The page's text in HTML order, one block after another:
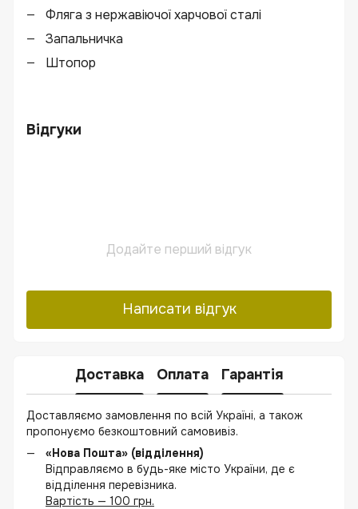
Фляга з нержавіючої харчової сталі
Запальничка
Штопор
Відгуки
Додайте перший відгук
Написати відгук
Доставка Оплата Гарантія
Доставляємо замовлення по всій Україні, а також
пропонуємо безкоштовний самовивіз.
«Нова Пошта» (відділення)
Відправляємо в будь-яке місто України, де є
відділення перевізника.
Вартість — 100 грн.